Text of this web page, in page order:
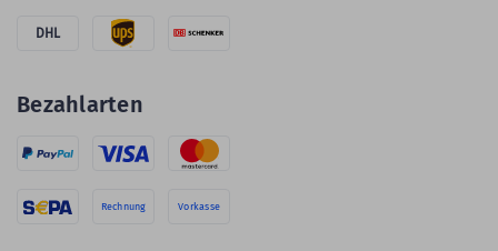
DHL
Bezahlarten
Rechnung Vorkasse